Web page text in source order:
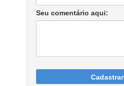
Seu comentário aqui:
Cadastrar